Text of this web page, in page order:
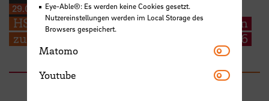
29.06.2026
HSB begrüßt EMSS Studierende aus Polen
zum Start der EMSS-Industry Week 2026
Eye-Able®: Es werden keine Cookies gesetzt.
Nutzereinstellungen werden im Local Storage des
Browsers gespeichert.
Matomo Matomo
Youtube Youtube